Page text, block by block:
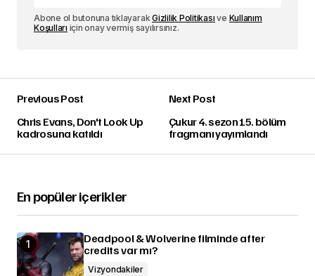
Abone ol butonuna tıklayarakGizlilik Politikası ve Kullanım
Koşulları için onay vermiş sayılırsınız.
Previous Post
Chris Evans, Don't Look Up
kadrosuna katıldı
Next Post
Çukur 4. sezon 15. bölüm
fragmanı yayımlandı
En popüler içerikler
Deadpool & Wolverine filminde after
credits var mı?
Vizyondakiler